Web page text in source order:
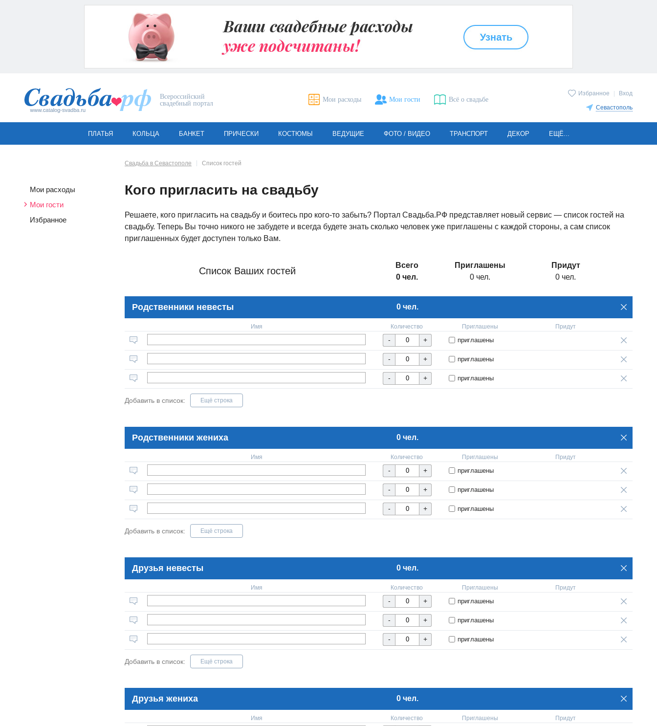
Всероссийский
свадебный портал
Избранное Вход
Севастополь
Мои расходы Мои гости Всё о свадьбе
ПЛАТЬЯ КОЛЬЦА БАНКЕТ ПРИЧЕСКИ КОСТЮМЫ ВЕДУЩИЕ ФОТО / ВИДЕО ТРАНСПОРТ ДЕКОР ЕЩЁ...
Мои расходы
Мои гости
Избранное
Свадьба в Севастополе Список гостей
Кого пригласить на свадьбу
Решаете, кого пригласить на свадьбу и боитесь про кого-то забыть? Портал Свадьба.РФ представляет новый сервис — список гостей на
свадьбу. Теперь Вы точно никого не забудете и всегда будете знать сколько человек уже приглашены с каждой стороны, а сам список
приглашенных будет доступен только Вам.
Список Ваших гостей
Всего
0 чел.
Приглашены
0 чел.
Придут
0 чел.
Родственники невесты 0 чел.
Имя Количество Приглашены Придут
приглашены
приглашены
приглашены
Добавить в список: Ещё строка
Родственники жениха 0 чел.
Имя Количество Приглашены Придут
приглашены
приглашены
приглашены
Добавить в список: Ещё строка
Друзья невесты 0 чел.
Имя Количество Приглашены Придут
приглашены
приглашены
приглашены
Добавить в список: Ещё строка
Друзья жениха 0 чел.
Имя Количество Приглашены Придут